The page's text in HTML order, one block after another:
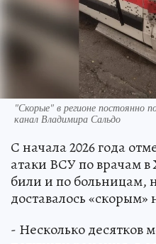
"Скорые" в регионе постоянно
канал Владимира Сальдо
С начала 2026 года
атаки ВСУ по врачам в
били и по больницам,
доставалось «скорым»
- Несколько десятков